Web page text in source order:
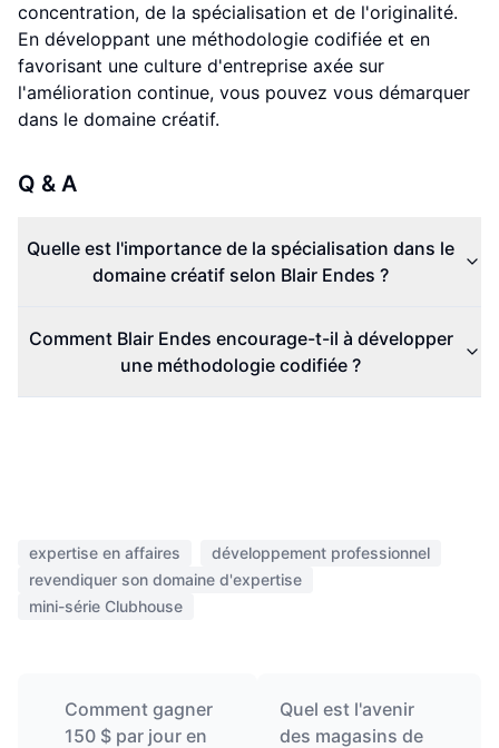
concentration, de la spécialisation et de l'originalité.
En développant une méthodologie codifiée et en
favorisant une culture d'entreprise axée sur
l'amélioration continue, vous pouvez vous démarquer
dans le domaine créatif.
Q & A
Quelle est l'importance de la spécialisation dans le
domaine créatif selon Blair Endes ?
Comment Blair Endes encourage-t-il à développer
une méthodologie codifiée ?
expertise en affaires
développement professionnel
revendiquer son domaine d'expertise
mini-série Clubhouse
Comment gagner
150 $ par jour en
Quel est l'avenir
des magasins de